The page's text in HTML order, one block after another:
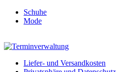
Schuhe
Mode
Liefer- und Versandkosten